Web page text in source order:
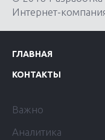
Интернет-
ГЛАВНАЯ
КОНТАКТЫ
Важно
Аналитика